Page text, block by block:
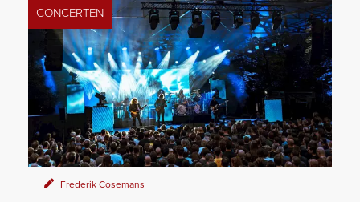
CONCERTEN
Frederik Cosemans